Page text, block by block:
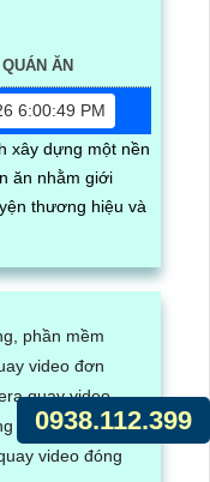
ĂN
6:00:49 PM
xây dựng một nền
ăn nhằm giới
thương hiệu và
0938.112.399